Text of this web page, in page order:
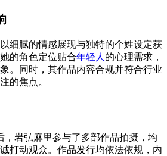
细腻的情感展现与独特的个姓设定获
的角色定位贴合年轻人 的心理需求，
。同时，其作品内容合规并符合行业
的焦点。
，岩弘麻里参与了多部作品拍摄，均
打动观众。作品发行均依法依规，内